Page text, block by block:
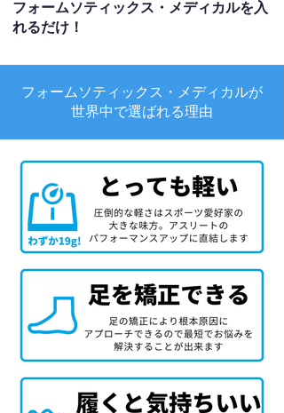
フォームソティックス・メディカルを入
れるだけ！
フォームソティックス・メディカルが
世界中で選ばれる理由